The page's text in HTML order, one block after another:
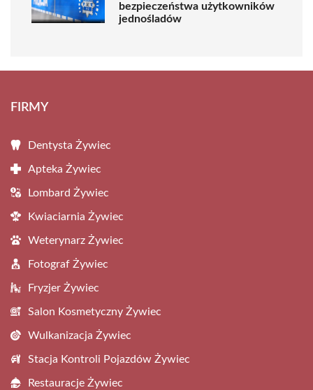
bezpieczeństwa użytkowników
jednośladów
FIRMY
Dentysta Żywiec
Apteka Żywiec
Lombard Żywiec
Kwiaciarnia Żywiec
Weterynarz Żywiec
Fotograf Żywiec
Fryzjer Żywiec
Salon Kosmetyczny Żywiec
Wulkanizacja Żywiec
Stacja Kontroli Pojazdów Żywiec
Restauracje Żywiec